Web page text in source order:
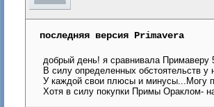
последняя версия Primavera
добрый день! я сравнивала Примаверу
В силу определенных обстоятельств
У каждой свои плюсы и минусы...Могу
Хотя в силу покупки Примы Ораклом-